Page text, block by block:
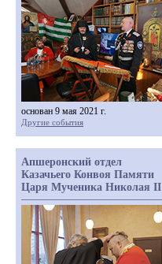
основан 9 мая 2021 г.
Другие события
Апшеронский отдел
Казачьего Конвоя Памяти
Царя Мученика Николая II